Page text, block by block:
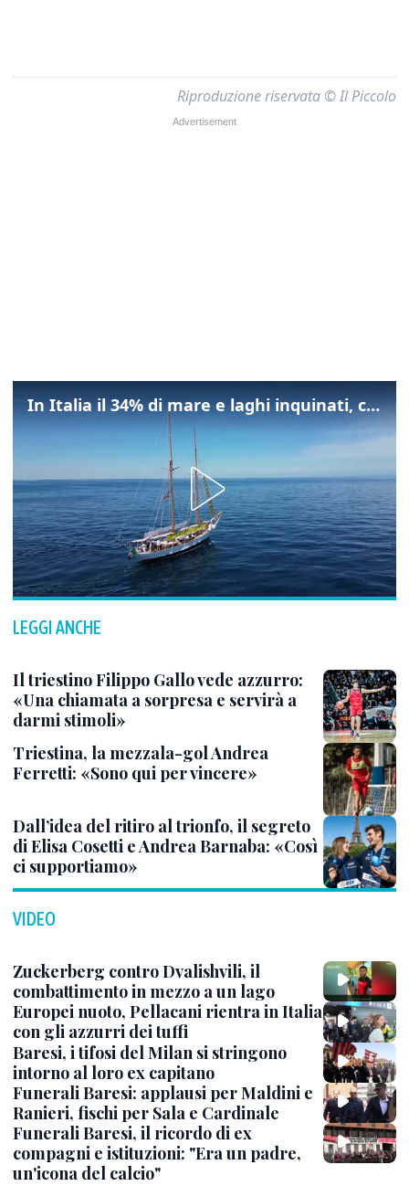
Riproduzione riservata © Il Piccolo
In Italia il 34% di mare e laghi inquinati, colpa della maladepurazione
LEGGI ANCHE
Il triestino Filippo Gallo vede azzurro:
«Una chiamata a sorpresa e servirà a
darmi stimoli»
Triestina, la mezzala-gol Andrea
Ferretti: «Sono qui per vincere»
Dall’idea del ritiro al trionfo, il segreto
di Elisa Cosetti e Andrea Barnaba: «Così
ci supportiamo»
VIDEO
Zuckerberg contro Dvalishvili, il
combattimento in mezzo a un lago
Europei nuoto, Pellacani rientra in Italia
con gli azzurri dei tuffi
Baresi, i tifosi del Milan si stringono
intorno al loro ex capitano
Funerali Baresi: applausi per Maldini e
Ranieri, fischi per Sala e Cardinale
Funerali Baresi, il ricordo di ex
compagni e istituzioni: "Era un padre,
un'icona del calcio"